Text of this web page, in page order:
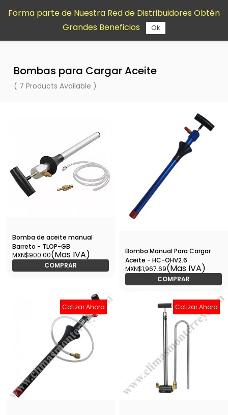
contenido
Bombas para Cargar Aceite
( 7 Products Available )
Bomba de aceite manual
Barreto - TLOP-GB
MXN$900.00(Mas IVA)
COMPRAR
Bomba Manual Para Cargar
Aceite - HC-OHV2.6
MXN$1,967.69(Mas IVA)
COMPRAR
Cotizar Ahora Cotizar Ahora
Forma parte de Nuestra Red de Distribuidores Obtén
Grandes Beneficios
Ok